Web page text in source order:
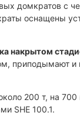
домкратов с
оснащены
накрытом
приподымают
200 т, на
SHE 100.1.